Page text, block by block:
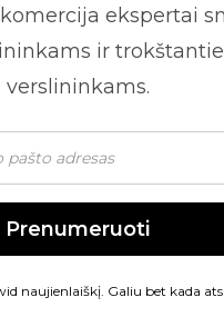
ekspertai
ir
verslininkams.
Prenumeruoti
naujienlaiškį. Galiu bet kada